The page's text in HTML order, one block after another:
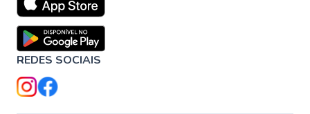
REDES SOCIAIS